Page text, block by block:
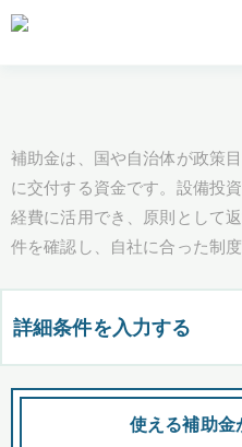
補助金は、国や自治体が政策
に交付する資金です。設備投
経費に活用でき、原則として
件を確認し、自社に合った制度
詳細条件を入力する
都道府県
使える補助金